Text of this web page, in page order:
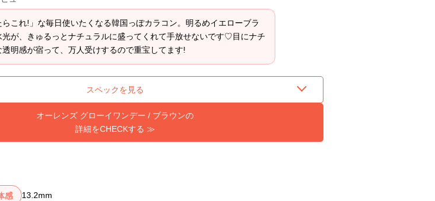
ドラマティックグレー ジェニーピンク
らこれ!」な毎日使いたくなる韓国っぽカラコン。明るめイエローブラ
光が、きゅるっとナチュラルに盛ってくれて手放せないです♡目にナチ
透明感が宿って、万人受けするので重宝してます!
スペックを見る
オーレンズ グローイワンデー / ブラウンの
詳細をCHECKする ≫
感 13.2mm